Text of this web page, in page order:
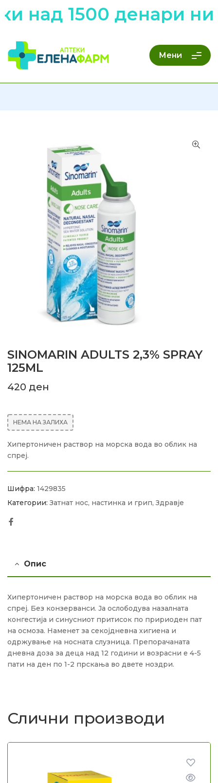
над 1500 денари
Мени
SINOMARIN ADULTS 2,3% SPRAY
125ML
420 ден
НЕМА НА ЗАЛИХА
Хипертоничен раствор на морска вода во облик на
спреј.
Шифра: 1429835
Категории: Затнат нос, настинка и грип, Здравје
Опис
Хипертоничен раствор на морска вода во облик на
спреј. Без конзерванси. Ја ослободува назалната
конгестија и синусниот притисок по пририоден пат
на осмоза. Наменет за секојдневна хигиена и
одржување на носната слузница. Препорачаната
дневна доза за деца над 12 години и возрасни е 4-5
пати на ден по 1-2 прскања во двете ноздри.
Слични производи